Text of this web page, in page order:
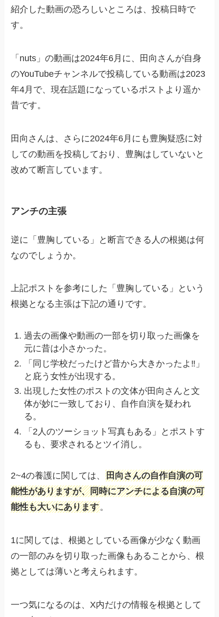
紹介した動画の恐ろしいところは、投稿日時で
す。
「nuts」の動画は2024年6月に、田向さんが自身
のYouTubeチャンネルで投稿している動画は2023
年4月で、現在話題になっているポストより遥か
昔です。
田向さんは、さらに2024年6月にも豊胸疑惑に対
しての動画を投稿しており、豊胸はしていないと
改めて断言しています。
アンチの主張
逆に「豊胸している」と断言できる人の根拠は何
なのでしょうか。
上記ポストを参考にした「豊胸している」という
根拠となる主張は下記の通りです。
過去の画像や動画の一部を切り取った画像を
元に昔は小さかった。
「同じ学校だったけど昔から大きかったよ‼」
と庇う女性が出現する。
出現した女性のポストの文体が田向さんと文
体が妙に一致しており、自作自演を疑われ
る。
「2人のツーショット写真もある」とポストす
るも、要求されるとツイ消し。
2~4の養護に関しては、田向さんの自作自演の可
能性がありますが、同時にアンチによる自演の可
能性も大いにあります。
1に関しては、根拠としている画像が少なく動画
の一部のみを切り取った画像もあることから、根
拠としては薄いと考えられます。
一つ気になるのは、X内だけの情報を根拠として